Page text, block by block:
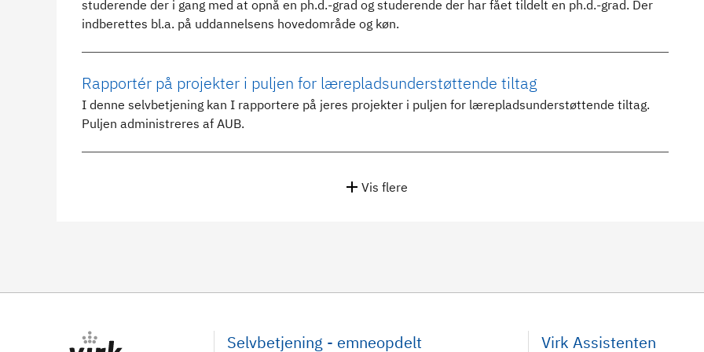
studerende der i gang med at opnå en ph.d.-grad og studerende der har fået tildelt en ph.d.-grad. Der
indberettes bl.a. på uddannelsens hovedområde og køn.
Rapportér på projekter i puljen for lærepladsunderstøttende tiltag
I denne selvbetjening kan I rapportere på jeres projekter i puljen for lærepladsunderstøttende tiltag.
Puljen administreres af AUB.
Vis flere
Selvbetjening - emneopdelt Virk Assistenten